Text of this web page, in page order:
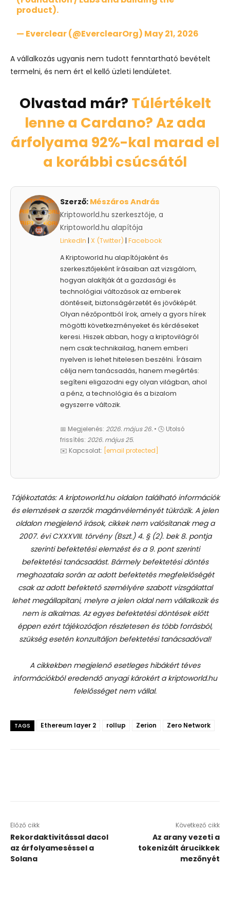
product).
— Everclear (@EverclearOrg) May 21, 2026
A vállalkozás ugyanis nem tudott fenntartható bevételt
termelni, és nem ért el kellő üzleti lendületet.
Olvastad már? Túlértékelt
lenne a Cardano? Az ada
árfolyama 92%-kal marad el
a korábbi csúcsától
Szerző: Mészáros András
Kriptoworld.hu szerkesztője, a
Kriptoworld.hu alapítója
LinkedIn | X (Twitter) | Facebook
A Kriptoworld.hu alapítójaként és
szerkesztőjeként írásaiban azt vizsgálom,
hogyan alakítják át a gazdasági és
technológiai változások az emberek
döntéseit, biztonságérzetét és jövőképét.
Olyan nézőpontból írok, amely a gyors hírek
mögötti következményeket és kérdéseket
keresi. Hiszek abban, hogy a kriptovilágról
nem csak technikailag, hanem emberi
nyelven is lehet hitelesen beszélni. Írásaim
célja nem tanácsadás, hanem megértés:
segíteni eligazodni egy olyan világban, ahol
a pénz, a technológia és a bizalom
egyszerre változik.
📅 Megjelenés: 2026. május 26. • 🕓 Utolsó
frissítés: 2026. május 25.
✉️ Kapcsolat:
[email protected]
Tájékoztatás: A kriptoworld.hu oldalon található információk
és elemzések a szerzők magánvéleményét tükrözik. A jelen
oldalon megjelenő írások, cikkek nem valósítanak meg a
2007. évi CXXXVIII. törvény (Bszt.) 4. § (2). bek 8. pontja
szerinti befektetési elemzést és a 9. pont szerinti
befektetési tanácsadást. Bármely befektetési döntés
meghozatala során az adott befektetés megfelelőségét
csak az adott befektető személyére szabott vizsgálattal
lehet megállapítani, melyre a jelen oldal nem vállalkozik és
nem is alkalmas. Az egyes befektetési döntések előtt
éppen ezért tájékozódjon részletesen és több forrásból,
szükség esetén konzultáljon befektetési tanácsadóval!
A cikkekben megjelenő esetleges hibákért téves
információkból eredendő anyagi károkért a kriptoworld.hu
felelősséget nem vállal.
TAGS Ethereum layer 2 rollup Zerion Zero Network
Előző cikk
Rekordaktivitással dacol
az árfolyameséssel a
Solana
Következő cikk
Az arany vezeti a
tokenizált árucikkek
mezőnyét